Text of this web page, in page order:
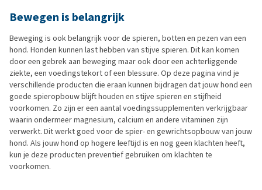
Bewegen is belangrijk
Beweging is ook belangrijk voor de spieren, botten en pezen van een
hond. Honden kunnen last hebben van stijve spieren. Dit kan komen
door een gebrek aan beweging maar ook door een achterliggende
ziekte, een voedingstekort of een blessure. Op deze pagina vind je
verschillende producten die eraan kunnen bijdragen dat jouw hond een
goede spieropbouw blijft houden en stijve spieren en stijfheid
voorkomen. Zo zijn er een aantal voedingssupplementen verkrijgbaar
waarin ondermeer magnesium, calcium en andere vitaminen zijn
verwerkt. Dit werkt goed voor de spier- en gewrichtsopbouw van jouw
hond. Als jouw hond op hogere leeftijd is en nog geen klachten heeft,
kun je deze producten preventief gebruiken om klachten te
voorkomen.